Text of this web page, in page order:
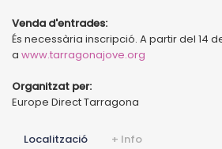
Venda d'entrades:
És necessària inscripció. A partir del 14
a www.tarragonajove.org
Organitzat per:
Europe Direct Tarragona
Localització + Info